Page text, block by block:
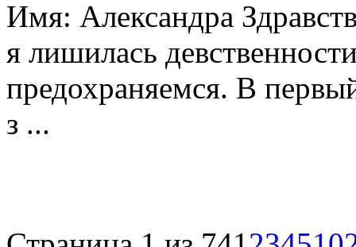
Имя: Александра
я лишилась
предохраняемся. В
з ...